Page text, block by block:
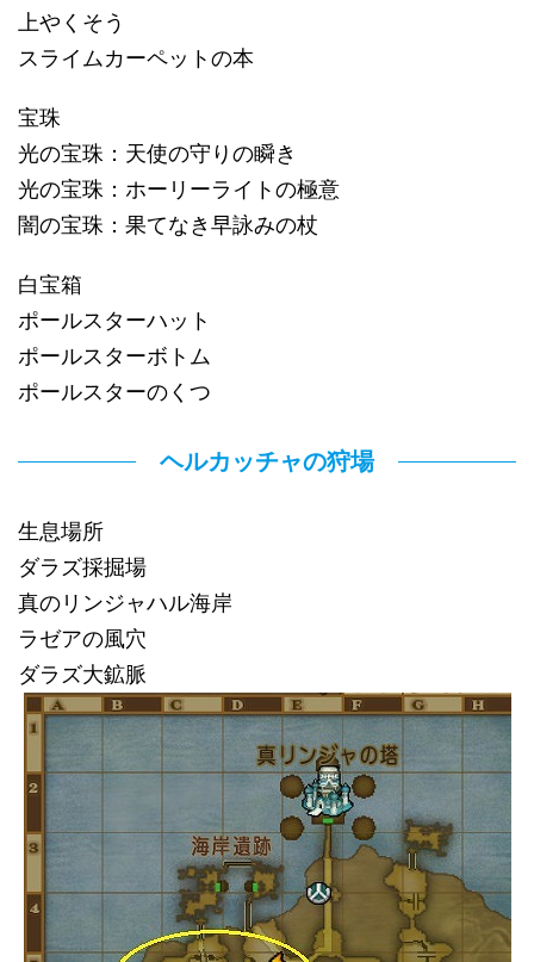
上やくそう
スライムカーペットの本
宝珠
光の宝珠：天使の守りの瞬き
光の宝珠：ホーリーライトの極意
闇の宝珠：果てなき早詠みの杖
白宝箱
ポールスターハット
ポールスターボトム
ポールスターのくつ
ヘルカッチャの狩場
生息場所
ダラズ採掘場
真のリンジャハル海岸
ラゼアの風穴
ダラズ大鉱脈